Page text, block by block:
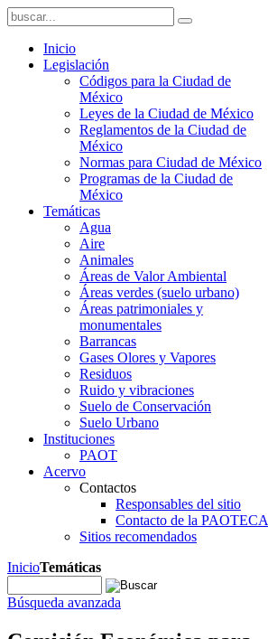
Inicio
Legislación
Códigos para la Ciudad de
México
Leyes de la Ciudad de México
Reglamentos de la Ciudad de
México
Normas para Ciudad de México
Programas de la Ciudad de
México
Temáticas
Agua
Aire
Animales
Áreas de Valor Ambiental
Áreas verdes (suelo urbano)
Áreas patrimoniales y
monumentales
Barrancas
Gases Olores y Vapores
Residuos
Ruido y vibraciones
Suelo de Conservación
Suelo Urbano
Instituciones
PAOT
Acervo
Contactos
Responsables del sitio
Contacto de la PAOTECA
Sitios recomendados
InicioTemáticas
Búsqueda avanzada